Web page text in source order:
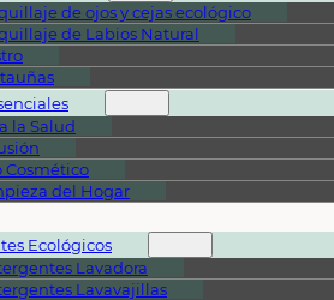
de ojos y cejas ecológico
de Labios Natural
la Salud
Cosmético
del Hogar
Ecológicos
Lavadora
Lavavajillas